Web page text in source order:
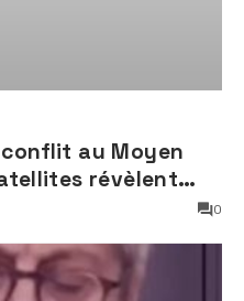
conflit au Moyen
révèlent
» sur
0